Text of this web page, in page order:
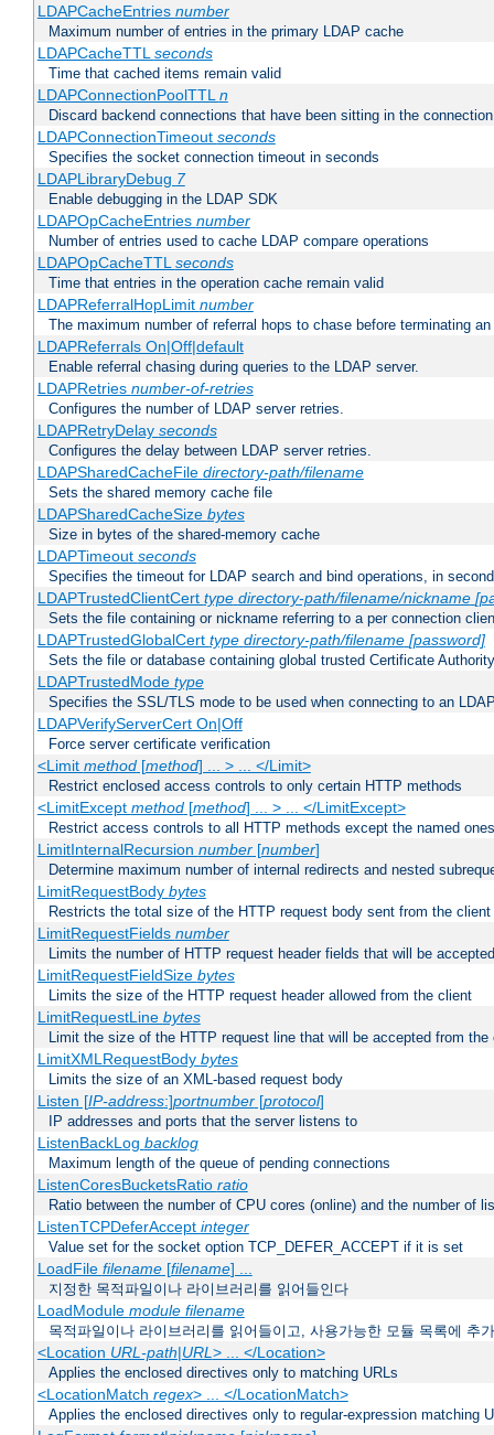
LDAPCacheEntries number
Maximum number of entries in the primary LDAP cache
LDAPCacheTTLseconds
Time that cached items remain valid
LDAPConnectionPoolTTLn
Discard backend connections that have been sitting in the
LDAPConnectionTimeout seconds
Specifies the socket connection timeout in seconds
LDAPLibraryDebug 7
Enable debugging in the LDAP SDK
LDAPOpCacheEntries number
Number of entries used to cache LDAP compare operations
LDAPOpCacheTTLseconds
Time that entries in the operation cache remain valid
LDAPReferralHopLimit number
The maximum number of referral hops to chase before terminating
LDAPReferrals On|Off|default
Enable referral chasing during queries to the LDAP server.
LDAPRetries number-of-retries
Configures the number of LDAP server retries.
LDAPRetryDelay seconds
Configures the delay between LDAP server retries.
LDAPSharedCacheFile directory-path/filename
Sets the shared memory cache file
LDAPSharedCacheSize bytes
Size in bytes of the shared-memory cache
LDAPTimeout seconds
Specifies the timeout for LDAP search and bind operations, in
LDAPTrustedClientCert type directory-path/filename/nickname
Sets the file containing or nickname referring to a per connection
LDAPTrustedGlobalCert type directory-path/filename [password]
Sets the file or database containing global trusted Certificate
LDAPTrustedMode type
Specifies the SSL/TLS mode to be used when connecting to an
LDAPVerifyServerCert On|Off
Force server certificate verification
<Limit method[method] ... > ... </Limit>
Restrict enclosed access controls to only certain HTTP methods
<LimitExcept method[method] ... > ... </LimitExcept>
Restrict access controls to all HTTP methods except the named ones
LimitInternalRecursion number[number]
Determine maximum number of internal redirects and nested
LimitRequestBody bytes
Restricts the total size of the HTTP request body sent from the client
LimitRequestFields number
Limits the number of HTTP request header fields that will be
LimitRequestFieldSize bytes
Limits the size of the HTTP request header allowed from the client
LimitRequestLine bytes
Limit the size of the HTTP request line that will be accepted from the
LimitXMLRequestBody bytes
Limits the size of an XML-based request body
Listen [IP-address:]portnumber[protocol]
IP addresses and ports that the server listens to
ListenBackLog backlog
Maximum length of the queue of pending connections
ListenCoresBucketsRatio ratio
Ratio between the number of CPU cores (online) and the number of
ListenTCPDeferAccept integer
Value set for the socket option TCP_DEFER_ACCEPT if it is set
LoadFile filename[filename] ...
지정한 목적파일이나 라이브러리를 읽어들인다
LoadModule module filename
목적파일이나 라이브러리를 읽어들이고, 사용가능한 모듈 목록에 추
<Location URL-path|URL> ... </Location>
Applies the enclosed directives only to matching URLs
<LocationMatch regex> ... </LocationMatch>
Applies the enclosed directives only to regular-expression matching